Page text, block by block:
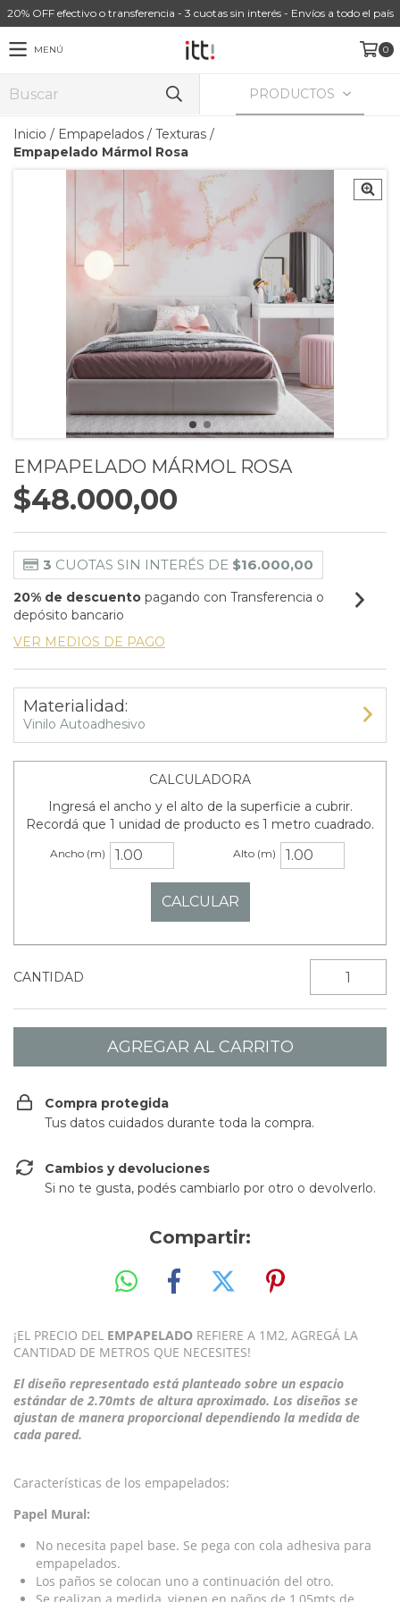
20% OFF efectivo o transferencia - 3 cuotas sin interés - Envíos a todo el país
MENÚ 0
PRODUCTOS
Inicio / Empapelados / Texturas /
Empapelado Mármol Rosa
EMPAPELADO MÁRMOL ROSA
$48.000,00
3 CUOTAS SIN INTERÉS DE $16.000,00
20% de descuento pagando con Transferencia o
depósito bancario
VER MEDIOS DE PAGO
Materialidad:
Vinilo Autoadhesivo
CALCULADORA
Ingresá el ancho y el alto de la superficie a cubrir.
Recordá que 1 unidad de producto es 1 metro cuadrado.
Ancho (m) Alto (m)
CANTIDAD
Compra protegida
Tus datos cuidados durante toda la compra.
Cambios y devoluciones
Si no te gusta, podés cambiarlo por otro o devolverlo.
Compartir:
¡EL PRECIO DEL EMPAPELADO REFIERE A 1M2, AGREGÁ LA
CANTIDAD DE METROS QUE NECESITES!
El diseño representado está planteado sobre un espacio
estándar de 2.70mts de altura aproximado. Los diseños se
ajustan de manera proporcional dependiendo la medida de
cada pared.
Características de los empapelados:
Papel Mural:
No necesita papel base. Se pega con cola adhesiva para
empapelados.
Los paños se colocan uno a continuación del otro.
Se realizan a medida, vienen en paños de 1,05mts de